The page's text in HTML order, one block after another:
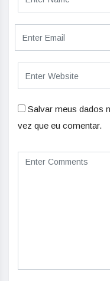
Salvar meus dados
vez que eu comentar.